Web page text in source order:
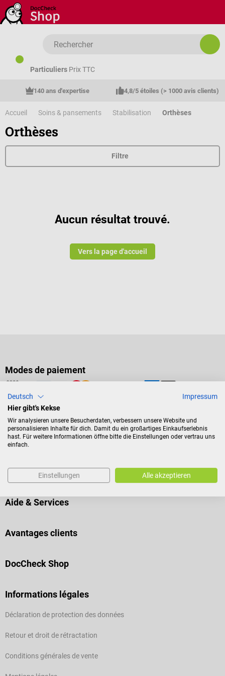
Passer au contenu principal
Particuliers Prix TTC
140 ans d'expertise 4,8/5 étoiles (> 1000 avis clients)
Accueil Soins & pansements Stabilisation Orthèses
Orthèses
Filtre
Aucun résultat trouvé.
Vers la page d'accueil
Modes de paiement
Mode de livraison
Commandez en toute sécurité
Aide & Services
Avantages clients
DocCheck Shop
Informations légales
Déclaration de protection des données
Retour et droit de rétractation
Conditions générales de vente
Deutsch
Impressum
Hier gibt's Kekse
Wir analysieren unsere Besucherdaten, verbessern unsere Website und
personalisieren Inhalte für dich. Damit du ein großartiges Einkaufserlebnis
hast. Für weitere Informationen öffne bitte die Einstellungen oder vertrau uns
einfach.
Einstellungen Alle akzeptieren